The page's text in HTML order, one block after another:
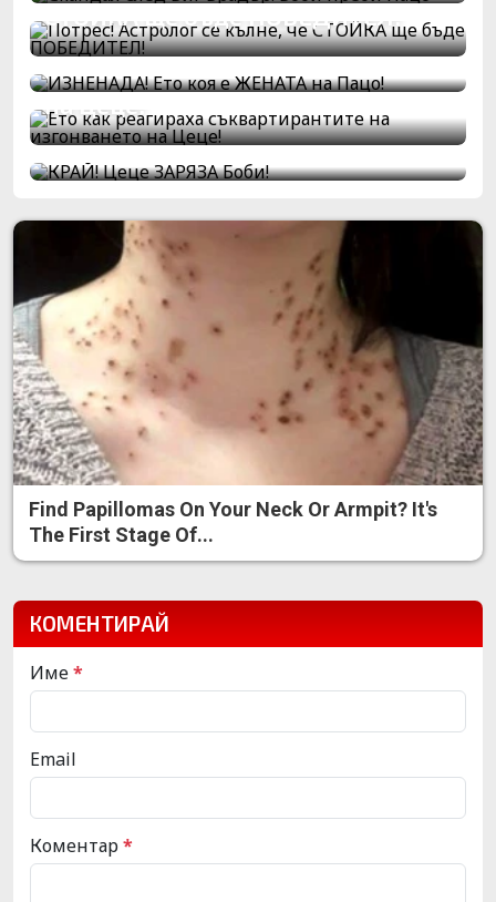
СТОЙКА ще бъде ПОБЕДИТЕЛ!
ИЗНЕНАДА! Ето коя е ЖЕНАТА на
Пацо!
Ето как реагираха
съквартирантите на изгонването
на Цеце!
КРАЙ! Цеце ЗАРЯЗА Боби!
Find Papillomas On Your Neck Or Armpit? It's
The First Stage Of...
КОМЕНТИРАЙ
Име*
Email
Коментар*